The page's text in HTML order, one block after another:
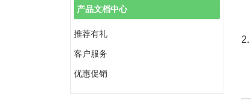
产品文档中心
推荐有礼
客户服务
优惠促销
2.